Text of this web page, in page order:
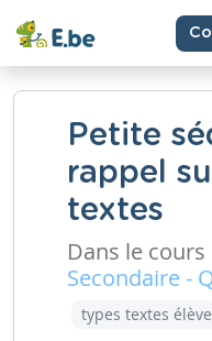
Petite
rappel
textes
Dans le cours
Secondaire -
types textes